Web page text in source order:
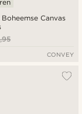
Canvas
CONVEY